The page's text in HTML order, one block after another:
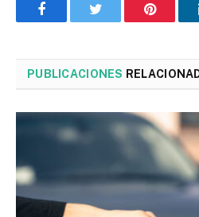
FacebookTwitter
PUBLICACIONES